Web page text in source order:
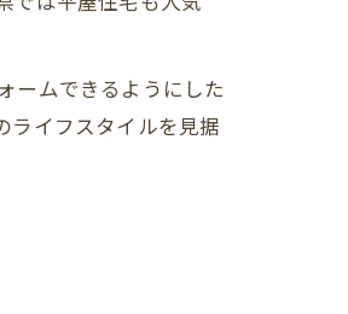
ームできるようにした
ライフスタイルを見据